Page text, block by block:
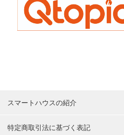
スマートハウスの紹介
特定商取引法に基づく表記